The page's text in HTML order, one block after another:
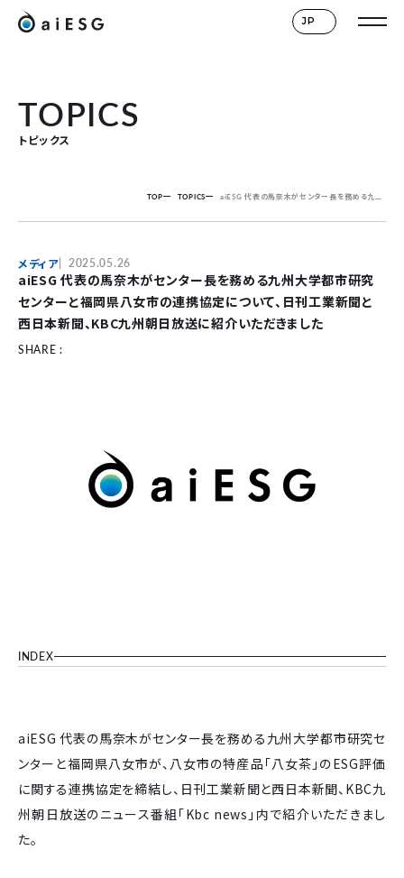
JP
TOPICS
トピックス
TOP TOPICS aiESG 代表の馬奈木がセンター長を務める九州大学都市研究センターと福岡県八女市の連携協定について、日刊工業新聞と西日本新聞、KBC九州朝日放送に紹介いただきました
メディア 2025.05.26
aiESG 代表の馬奈木がセンター長を務める九州大学都市研究
センターと福岡県八女市の連携協定について、日刊工業新聞と
西日本新聞、KBC九州朝日放送に紹介いただきました
SHARE :
INDEX
aiESG 代表の馬奈木がセンター長を務める九州大学都市研究セ
ンターと福岡県八女市が、八女市の特産品「八女茶」のESG評価
に関する連携協定を締結し、日刊工業新聞と西日本新聞、KBC九
州朝日放送のニュース番組「Kbc news」内で紹介いただきまし
た。